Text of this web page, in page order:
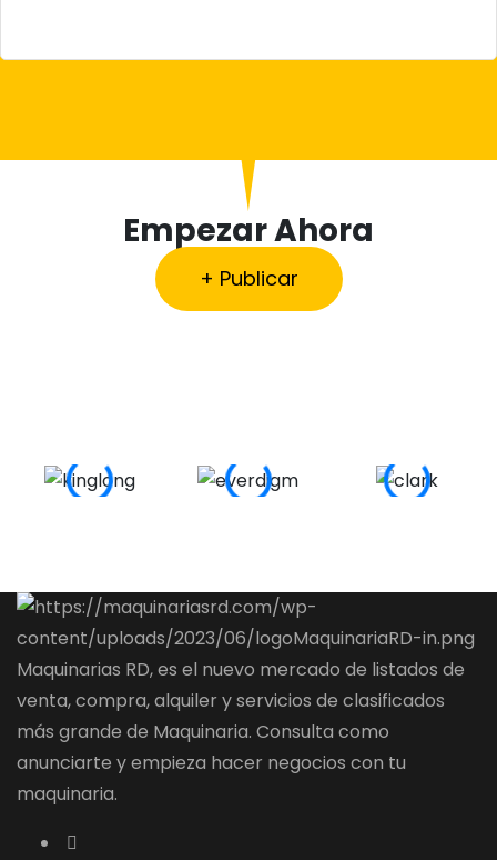
Empezar Ahora
+ Publicar
Maquinarias RD, es el nuevo mercado de listados de
venta, compra, alquiler y servicios de clasificados
más grande de Maquinaria. Consulta como
anunciarte y empieza hacer negocios con tu
maquinaria.